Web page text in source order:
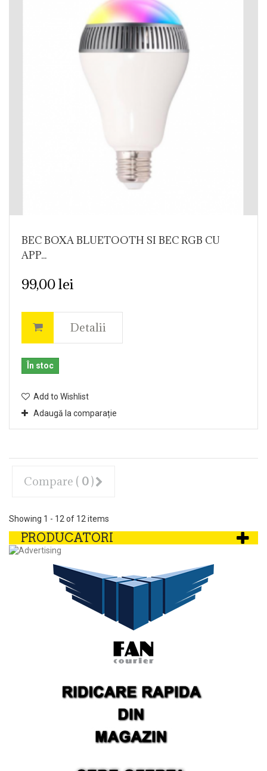
BEC BOXA BLUETOOTH SI BEC RGB CU
APP...
99,00 lei
Detalii
În stoc
Add to Wishlist
Adaugă la comparație
Compare ( 0)
Showing 1 - 12 of 12 items
PRODUCATORI